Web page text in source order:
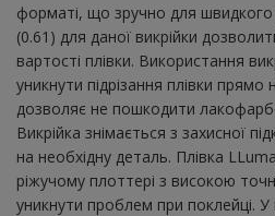
форматі, що зручно для
(0.61) для даної викрійки
вартості плівки. Використання
уникнути підрізання плівки
дозволяє не пошкодити
Викрійка знімається з захисної
на необхідну деталь. Плівка
ріжучому плоттері з високою
уникнути проблем при поклейці.